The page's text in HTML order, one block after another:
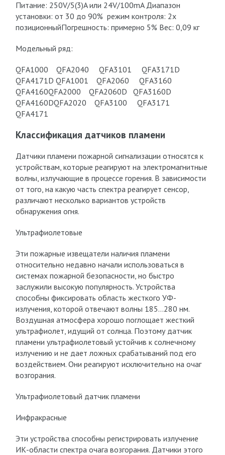
Питание: 250V/5(3)A или 24V/100mA Диапазон
установки: от 30 до 90% режим контроля: 2х
позиционныйПогрешность: примерно 5% Вес: 0,09 кг
Модельный ряд:
QFA1000 QFA2040 QFA3101 QFA3171D
QFA4171D QFA1001 QFA2060 QFA3160
QFA4160QFA2000 QFA2060D QFA3160D
QFA4160DQFA2020 QFA3100 QFA3171
QFA4171
Классификация датчиков пламени
Датчики пламени пожарной сигнализации относятся к
устройствам, которые реагируют на электромагнитные
волны, излучающие в процессе горения. В зависимости
от того, на какую часть спектра реагирует сенсор,
различают несколько вариантов устройств
обнаружения огня.
Ультрафиолетовые
Эти пожарные извещатели наличия пламени
относительно недавно начали использоваться в
системах пожарной безопасности, но быстро
заслужили высокую популярность. Устройства
способны фиксировать область жесткого УФ-
излучения, которой отвечают волны 185…280 нм.
Воздушная атмосфера хорошо поглощает жесткий
ультрафиолет, идущий от солнца. Поэтому датчик
пламени ультрафиолетовый устойчив к солнечному
излучению и не дает ложных срабатываний под его
воздействием. Они реагируют исключительно на очаг
возгорания.
Ультрафиолетовый датчик пламени
Инфракрасные
Эти устройства способны регистрировать излучение
ИК-области спектра очага возгорания. Датчики этого